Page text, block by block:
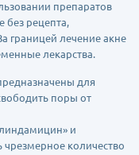
препаратов
без рецепта,
границей лечение акне
лекарства.
для
поры от
и
количество